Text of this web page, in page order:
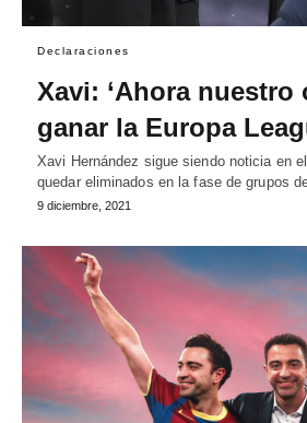
Declaraciones
Xavi: ‘Ahora nuestro
ganar la Europa
Xavi Hernández sigue siendo noticia en
quedar eliminados en la fase de grupos
9 diciembre, 2021